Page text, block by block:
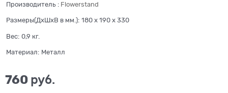
Производитель : Flowerstand
Размеры(ДхШхВ в мм.): 180 x 190 x 330
Вес: 0,9 кг.
Материал: Металл
760 руб.